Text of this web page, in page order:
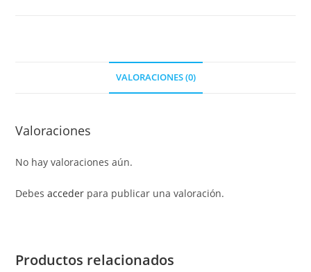
VALORACIONES (0)
Valoraciones
No hay valoraciones aún.
Debesacceder para publicar una valoración.
Productos relacionados